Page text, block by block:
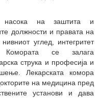
насока на заштита и
должности и правата на
углед, интегритет
се залага
струка и професија и
Лекарската комора
на медицина пред
установи и дава